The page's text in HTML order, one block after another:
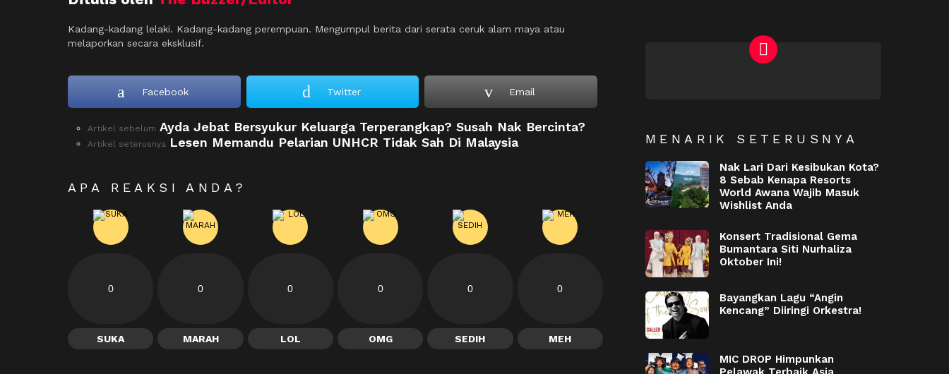
Kadang-kadang lelaki. Kadang-kadang perempuan. Mengumpul berita dari serata ceruk alam maya atau
melaporkan secara eksklusif.
Facebook Twitter Email
See
more
Artikel sebelum Ayda Jebat Bersyukur Keluarga Terperangkap? Susah Nak Bercinta?
Artikel seterusnya Lesen Memandu Pelarian UNHCR Tidak Sah Di Malaysia
APA REAKSI ANDA?
0
SUKA
0
MARAH
0
LOL
0
OMG
0
SEDIH
0
MEH
MENARIK SETERUSNYA
Nak Lari Dari Kesibukan Kota?
8 Sebab Kenapa Resorts
World Awana Wajib Masuk
Wishlist Anda
Konsert Tradisional Gema
Bumantara Siti Nurhaliza
Oktober Ini!
Bayangkan Lagu “Angin
Kencang” Diiringi Orkestra!
MIC DROP Himpunkan